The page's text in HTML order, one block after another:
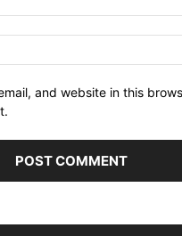
and website in this